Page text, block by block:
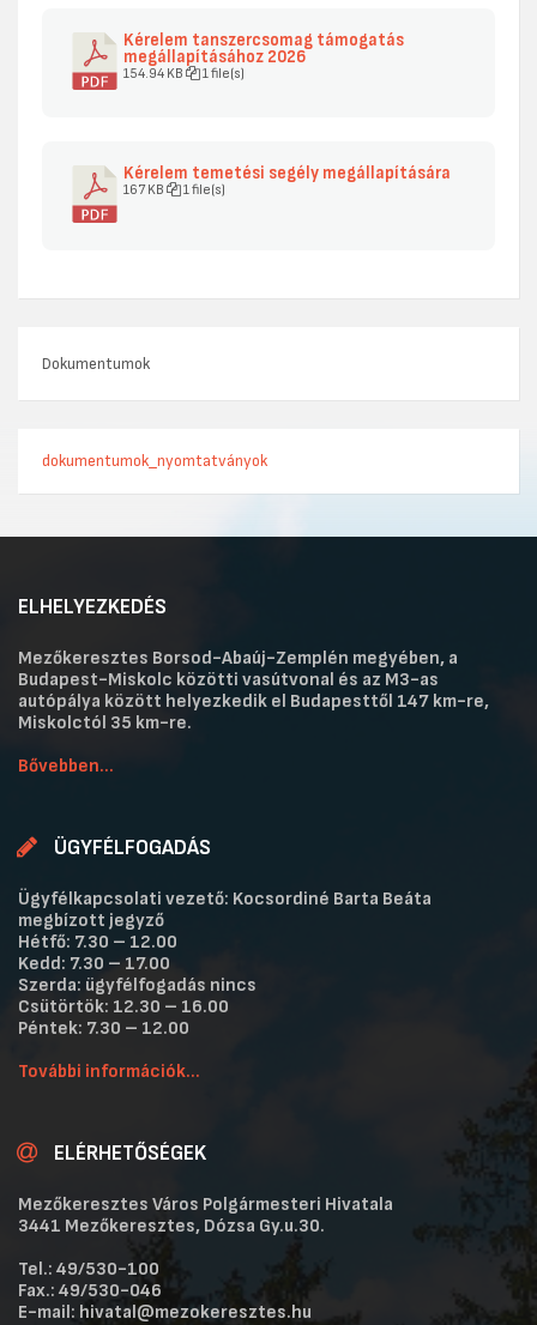
Kérelem tanszercsomag támogatás
megállapításához 2026
154.94 KB 1 file(s)
Kérelem temetési segély megállapítására
167 KB 1 file(s)
Dokumentumok
dokumentumok_nyomtatványok
ELHELYEZKEDÉS
Mezőkeresztes Borsod-Abaúj-Zemplén megyében, a
Budapest-Miskolc közötti vasútvonal és az M3-as
autópálya között helyezkedik el Budapesttől 147 km-re,
Miskolctól 35 km-re.
Bővebben...
ÜGYFÉLFOGADÁS
Ügyfélkapcsolati vezető: Kocsordiné Barta Beáta
megbízott jegyző
Hétfő: 7.30 – 12.00
Kedd: 7.30 – 17.00
Szerda: ügyfélfogadás nincs
Csütörtök: 12.30 – 16.00
Péntek: 7.30 – 12.00
További információk...
ELÉRHETŐSÉGEK
Mezőkeresztes Város Polgármesteri Hivatala
3441 Mezőkeresztes, Dózsa Gy.u.30.
Tel.: 49/530-100
Fax.: 49/530-046
E-mail: hivatal@mezokeresztes.hu